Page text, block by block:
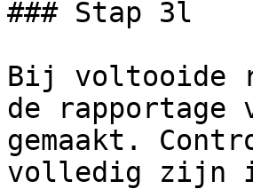
### Stap 3l
Bij voltooide
de rapportage
gemaakt.
volledig zijn